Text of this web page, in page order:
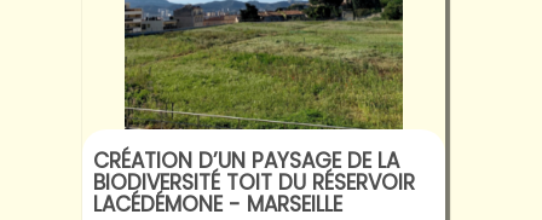
CRÉATION D’UN PAYSAGE DE LA
BIODIVERSITÉ TOIT DU RÉSERVOIR
LACÉDÉMONE - MARSEILLE